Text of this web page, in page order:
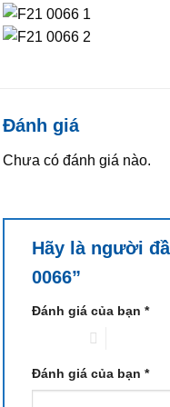
Đánh giá
Chưa có đánh giá nào.
Hãy là người
0066”
Đánh giá của bạn *
Đánh giá của bạn *